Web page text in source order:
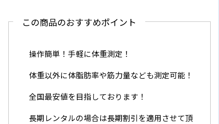
この商品のおすすめポイント
操作簡単！手軽に体重測定！
体重以外に体脂肪率や筋力量なども測定可能！
全国最安値を目指しております！
長期レンタルの場合は長期割引を適用させて頂